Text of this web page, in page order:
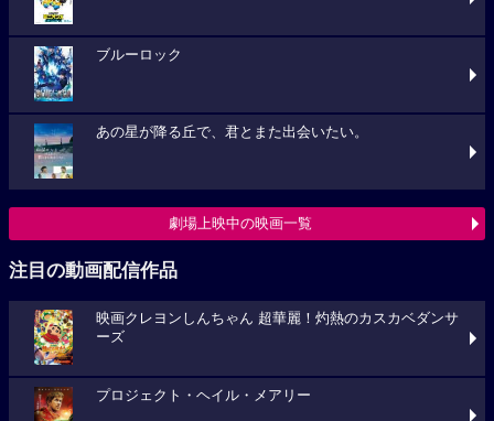
ブルーロック
あの星が降る丘で、君とまた出会いたい。
劇場上映中の映画一覧
注目の動画配信作品
映画クレヨンしんちゃん 超華麗！灼熱のカスカベダンサ
ーズ
プロジェクト・ヘイル・メアリー